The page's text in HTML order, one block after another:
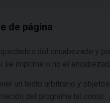
de página
del encabezado y
se imprime o no el
un texto arbitrario y
del programa tal como: